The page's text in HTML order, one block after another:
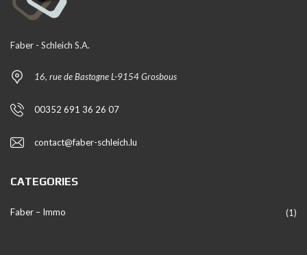
Faber - Schleich S.A.
16, rue de Bastogne L-9154 Grosbous
00352 691 36 26 07
contact@faber-schleich.lu
CATEGORIES
Faber – Immo (1)